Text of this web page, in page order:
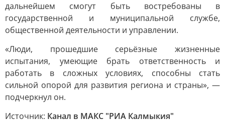
дальнейшем смогут быть востребованы в
государственной и муниципальной службе,
общественной деятельности и управлении.
«Люди, прошедшие серьёзные жизненные
испытания, умеющие брать ответственность и
работать в сложных условиях, способны стать
сильной опорой для развития региона и страны», —
подчеркнул он.
Источник: Канал в МАКС "РИА Калмыкия"